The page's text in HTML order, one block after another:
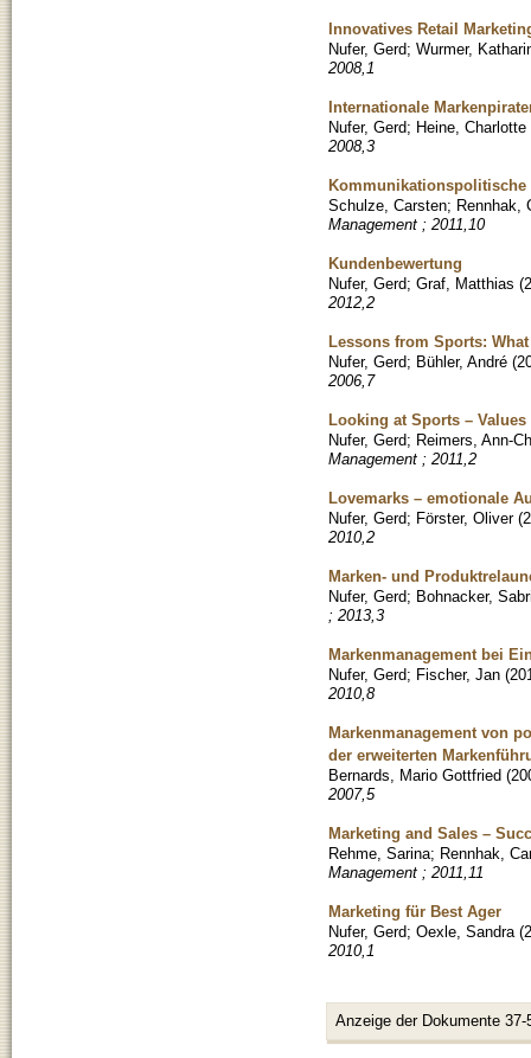
Innovatives Retail
Nufer, Gerd; Wurmer,
2008,1
Internationale
Nufer, Gerd; Heine, Charlotte
2008,3
Kommunikationspolitische
Schulze, Carsten; Rennhak,
Management ; 2011,10
Kundenbewertung
Nufer, Gerd; Graf, Matthias (
2012,2
Lessons from Sports:
Nufer, Gerd; Bühler, André (
2006,7
Looking at Sports –
Nufer, Gerd; Reimers, Ann-
Management ; 2011,2
Lovemarks – emotionale
Nufer, Gerd; Förster, Oliver (
2010,2
Marken- und
Nufer, Gerd; Bohnacker,
; 2013,3
Markenmanagement bei
Nufer, Gerd; Fischer, Jan (
2010,8
Markenmanagement von
der erweiterten
Bernards, Mario Gottfried (
2007,5
Marketing and Sales –
Rehme, Sarina; Rennhak,
Management ; 2011,11
Marketing für Best Ager
Nufer, Gerd; Oexle, Sandra (
2010,1
Anzeige der Dokumente 37-